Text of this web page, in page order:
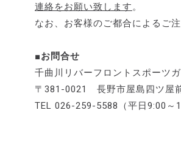
連絡をお願い致します。
なお、お客様のご都合によるご
■お問合せ
千曲川リバーフロントスポーツ
〒381-0021 長野市屋島四ツ屋
TEL 026-259-5588（平日9:00～